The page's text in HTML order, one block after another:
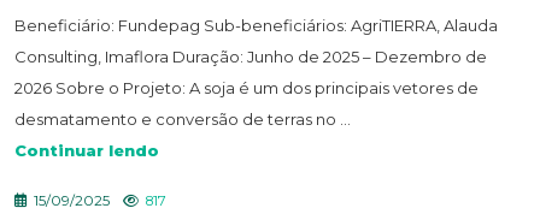
Beneficiário: Fundepag Sub-beneficiários: AgriTIERRA, Alauda
Consulting, Imaflora Duração: Junho de 2025 – Dezembro de
2026 Sobre o Projeto: A soja é um dos principais vetores de
desmatamento e conversão de terras no ...
Continuar lendo
15/09/2025 817